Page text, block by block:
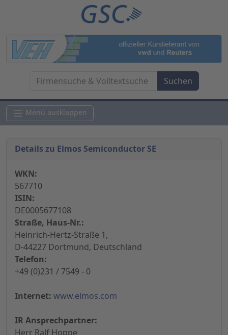
Menü ausklappen
Details zu Elmos Semiconductor SE
WKN:
567710
ISIN:
DE0005677108
Straße, Haus-Nr.:
Heinrich-Hertz-Straße 1,
D-44227 Dortmund, Deutschland
Telefon:
+49 (0)231 / 7549 - 0
Internet: www.elmos.com
IR Ansprechpartner:
Herr Ralf Hoppe